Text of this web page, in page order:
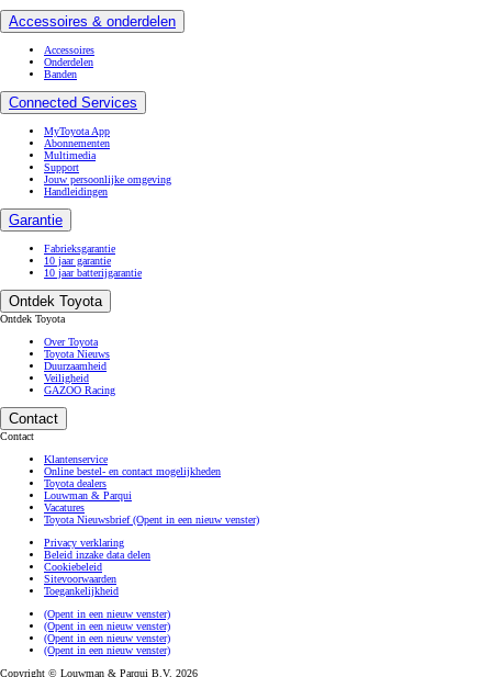
Accessoires & onderdelen
Accessoires
Onderdelen
Banden
Connected Services
MyToyota App
Abonnementen
Multimedia
Support
Jouw persoonlijke omgeving
Handleidingen
Garantie
Fabrieksgarantie
10 jaar garantie
10 jaar batterijgarantie
Ontdek Toyota
Ontdek Toyota
Over Toyota
Toyota Nieuws
Duurzaamheid
Veiligheid
GAZOO Racing
Contact
Contact
Klantenservice
Online bestel- en contact mogelijkheden
Toyota dealers
Louwman & Parqui
Vacatures
Toyota Nieuwsbrief(Opent in een nieuw venster)
Privacy verklaring
Beleid inzake data delen
Cookiebeleid
Sitevoorwaarden
Toegankelijkheid
(Opent in een nieuw venster)
(Opent in een nieuw venster)
(Opent in een nieuw venster)
(Opent in een nieuw venster)
Copyright © Louwman & Parqui B.V. 2026